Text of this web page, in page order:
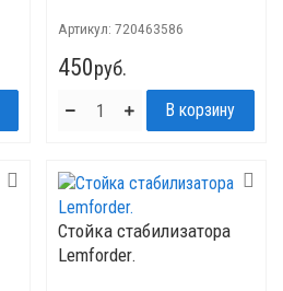
Артикул: 720463586
450руб.
Стойка стабилизатора
Lemforder.